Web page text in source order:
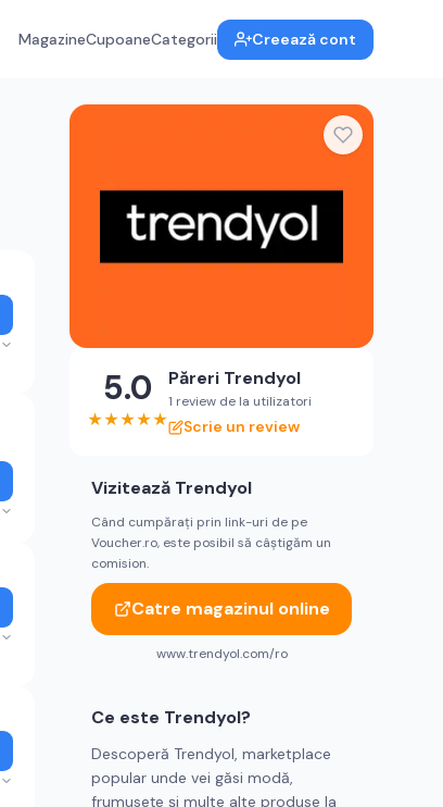
MagazineCupoaneCategorii Creează cont
5.0
★★★★★
Păreri Trendyol
1 review de la utilizatori
Scrie un review
Vizitează Trendyol
Când cumpărați prin link-uri de pe
Voucher.ro, este posibil să câștigăm un
comision.
Catre magazinul online
www.trendyol.com/ro
Ce este Trendyol?
Descoperă Trendyol, marketplace
popular unde vei găsi modă,
frumusețe și multe alte produse la